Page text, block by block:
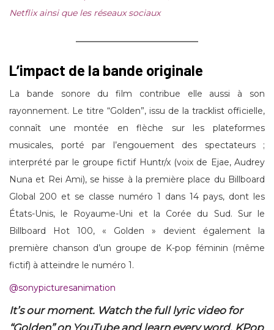
Netflix ainsi que les réseaux sociaux
L’impact de la bande originale
La bande sonore du film contribue elle aussi à son
rayonnement. Le titre “Golden”, issu de la tracklist officielle,
connaît une montée en flèche sur les plateformes
musicales, porté par l’engouement des spectateurs ;
interprété par le groupe fictif Huntr/x (voix de Ejae, Audrey
Nuna et Rei Ami), se hisse à la première place du Billboard
Global 200 et se classe numéro 1 dans 14 pays, dont les
États-Unis, le Royaume-Uni et la Corée du Sud. Sur le
Billboard Hot 100, « Golden » devient également la
première chanson d’un groupe de K-pop féminin (même
fictif) à atteindre le numéro 1.
@sonypicturesanimation
It’s our moment. Watch the full lyric video for
“Golden” on YouTube and learn every word. KPop